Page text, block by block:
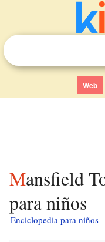
Web
Mansfield Town Football Club
para niños
Enciclopedia para niños